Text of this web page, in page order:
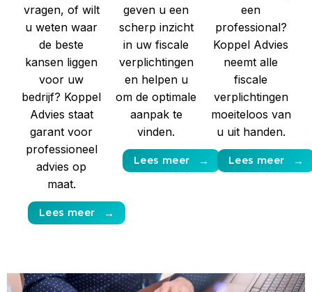
vragen, of wilt
u weten waar
de beste
kansen liggen
voor uw
bedrijf? Koppel
Advies staat
garant voor
professioneel
advies op
maat.
Lees meer →
geven u een
scherp inzicht
in uw fiscale
verplichtingen
en helpen u
om de optimale
aanpak te
vinden.
Lees meer →
een
professional?
Koppel Advies
neemt alle
fiscale
verplichtingen
moeiteloos van
u uit handen.
Lees meer →